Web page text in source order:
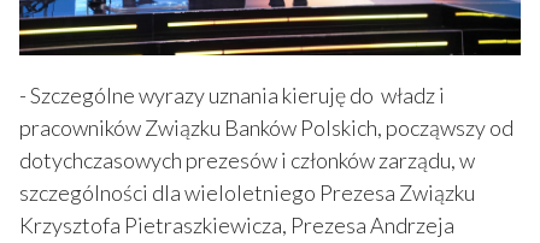
- Szczególne wyrazy uznania kieruję do władz i
pracowników Związku Banków Polskich, począwszy od
dotychczasowych prezesów i członków zarządu, w
szczególności dla wieloletniego Prezesa Związku
Krzysztofa Pietraszkiewicza, Prezesa Andrzeja